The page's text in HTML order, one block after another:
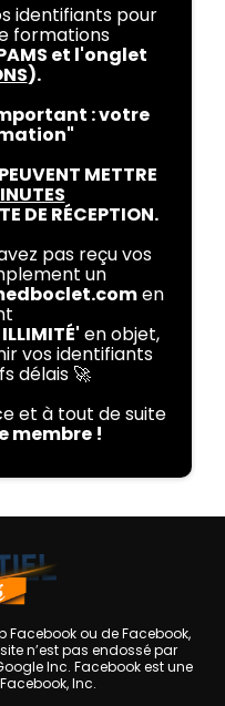
identifiants pour
formations
et l'onglet
).
: votre
METTRE
DE RÉCEPTION.
pas reçu vos
un
en
en objet,
vos identifiants
délais 🚀
et à tout de suite
membre !
Facebook ou de Facebook,
n’est pas endossé par
Inc. Facebook est une
Inc.